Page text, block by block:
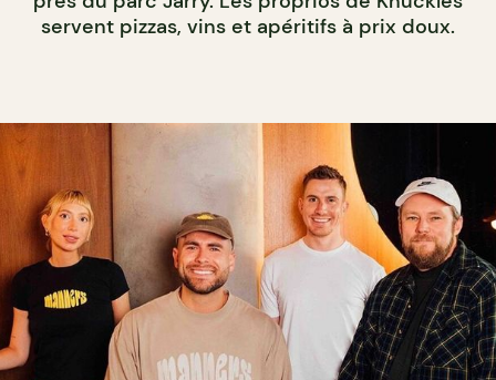
servent pizzas, vins et apéritifs à prix doux.